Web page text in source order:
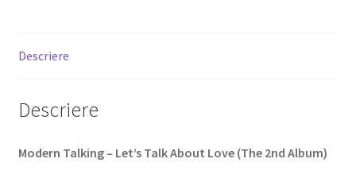
Descriere
Descriere
Modern Talking – Let’s Talk About Love (The 2nd Album)